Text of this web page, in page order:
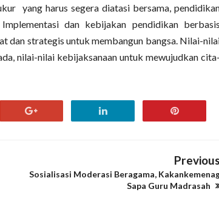
yang harus segera diatasi bersama,
dan kebijakan pendidikan berbasis
dan strategis untuk membangun bangsa. Nilai-
nilai-nilai kebijaksanaan untuk mewujudkan cita-
Previous
Sosialisasi Moderasi Beragama,
Sapa Guru Madrasah